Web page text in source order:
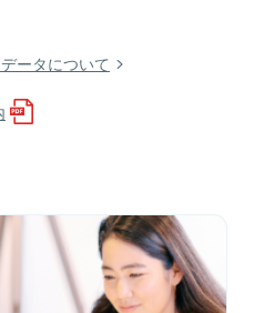
ータについて